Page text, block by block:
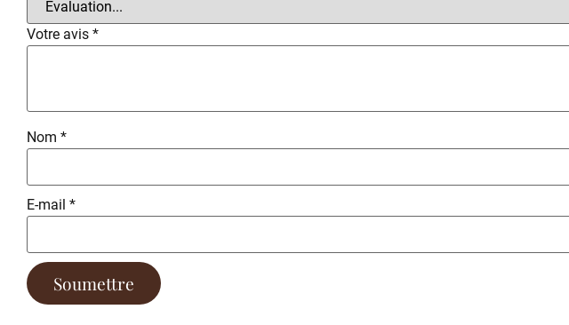
Votre avis *
Nom *
E-mail *